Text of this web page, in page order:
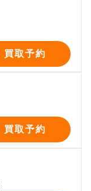
買取予約
買取予約